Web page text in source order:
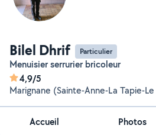
Bilel Dhrif Particulier
Menuisier serrurier bricoleur
4,9/5
Marignane (Sainte-Anne-La Tapie-
Accueil Photos